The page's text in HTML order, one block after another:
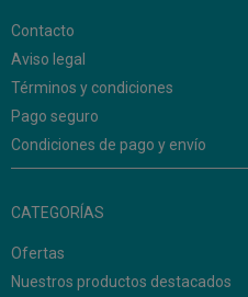
Contacto
Aviso legal
Términos y condiciones
Pago seguro
Condiciones de pago y envío
CATEGORÍAS
Ofertas
Nuestros productos destacados